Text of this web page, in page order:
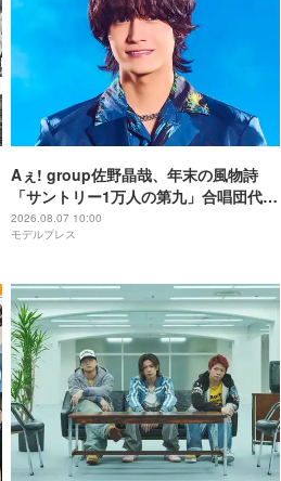
Aぇ! group佐野晶哉、年末の風物詩
「サントリー1万人の第九」合唱団代表
に就任 3か月のレッスン経て本番に臨
む
2026.08.07 10:00
モデルプレス